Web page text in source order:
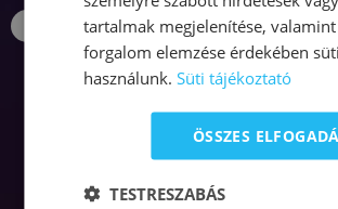
tartalmak megjelenítése,
forgalom elemzése érdekében
használunk. Süti tájékoztató
ÖSSZES
TESTRESZABÁS